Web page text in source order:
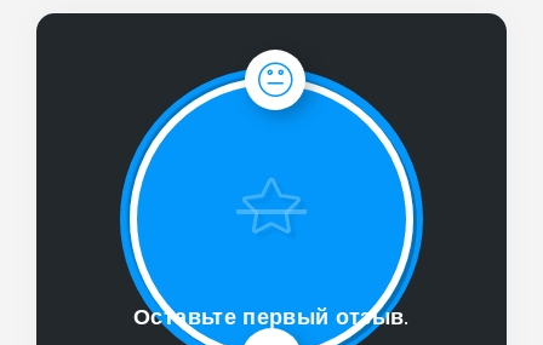
Оставьте первый отзыв.